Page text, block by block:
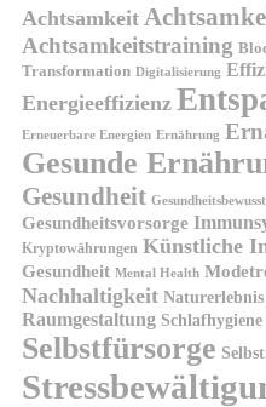
Achtsamkeit
Achtsamkeitstraining
Transformation Digitalisierung
Energieeffizienz
Erneuerbare Energien Ernährung
Gesunde
Gesundheit
Gesundheitsvorsorge
Kryptowährungen Künstliche
Gesundheit Mental Health
Nachhaltigkeit Naturerlebnis
Raumgestaltung Schlafhygiene
Selbstfürsorge